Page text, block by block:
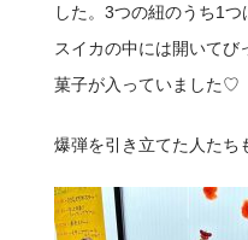
した。3つの紐のうち1つ
スイカの中には開いてび
菓子が入っていました♡
爆弾を引き立てた人たち